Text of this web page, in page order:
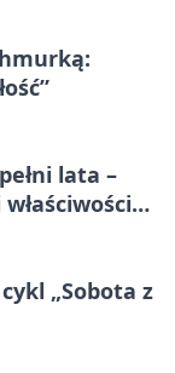
lata –
„Sobota z